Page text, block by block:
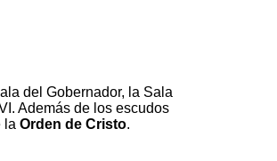
del Gobernador, la Sala
Además de los escudos
la Orden de Cristo.